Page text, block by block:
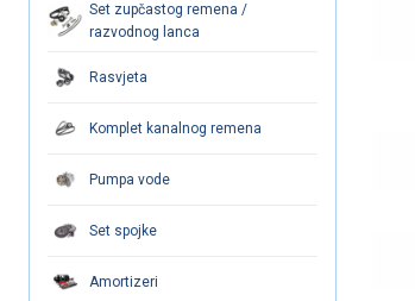
Set zupčastog remena /
razvodnog lanca
Rasvjeta
Komplet kanalnog remena
Pumpa vode
Set spojke
Amortizeri